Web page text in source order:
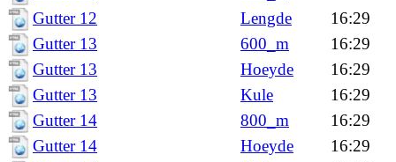
Gutter 12
Lengde
16:29
Gutter 13
600_m
16:29
Gutter 13
Hoeyde
16:29
Gutter 13
Kule
16:29
Gutter 14
800_m
16:29
Gutter 14
Hoeyde
16:29